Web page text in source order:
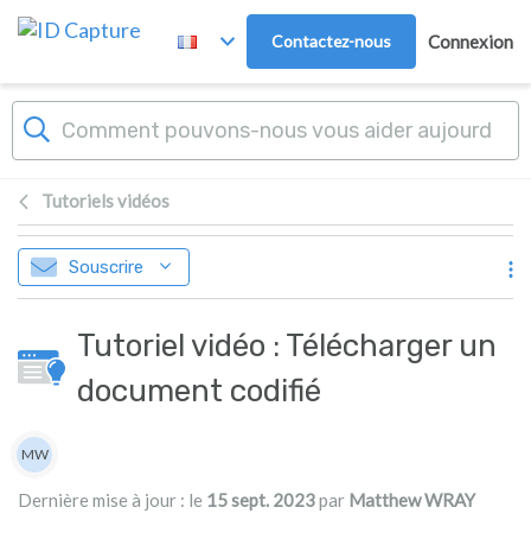
Passer au contenu principal
Contactez-nous Connexion
Tutoriels vidéos
Souscrire
Tutoriel vidéo : Télécharger un
document codifié
Liste des auteurs
MW
Dernière mise à jour : le 15 sept. 2023par Matthew WRAY